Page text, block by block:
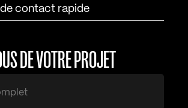
contact rapide
DE VOTRE PROJET